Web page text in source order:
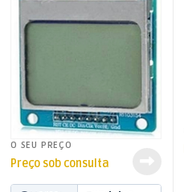
O SEU PREÇO
Preço sob consulta